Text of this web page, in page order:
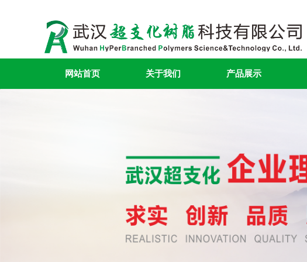
网站首页 关于我们 产品展示